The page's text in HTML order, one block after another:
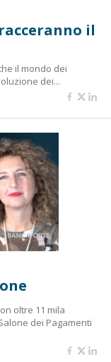
il
il mondo dei
dei...
oltre 11 mila
dei Pagamenti